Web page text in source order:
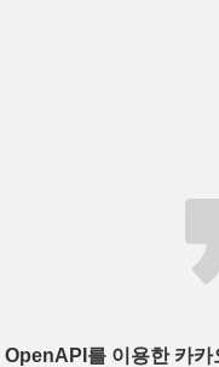
OpenAPI를 이용한 카카